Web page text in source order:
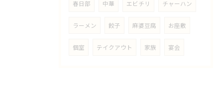
春日部 中華 エビチリ チャーハン
ラーメン 餃子 麻婆豆腐 お座敷
個室 テイクアウト 家族 宴会